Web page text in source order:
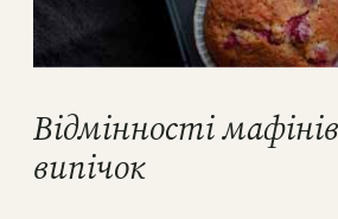
Відмінності
випічок